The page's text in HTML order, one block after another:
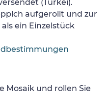
(Türkei).
aufgerollt und zur
ein Einzelstück
Mosaik und rollen Sie